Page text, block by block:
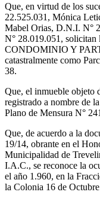
Que, en virtud de los
22.525.031, Mónica
Mabel Orias, D.N.I. N°
N° 28.019.051, solicitan
CONDOMINIO Y
catastralmente como
38.
Que, el inmueble objeto
registrado a nombre de
Plano de Mensura N°
Que, de acuerdo a la
19/14, obrante en el
Municipalidad de
I.A.C., se reconoce la
el año 1.960, en la
la Colonia 16 de